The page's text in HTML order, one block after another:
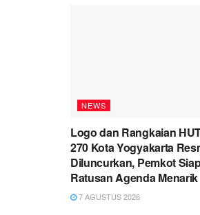
NEWS
Logo dan Rangkaian
270 Kota Yogyakarta
Diluncurkan, Pemkot
Ratusan Agenda Menarik
7 AGUSTUS 2026